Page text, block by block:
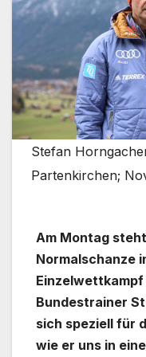
Stefan
Partenkirchen;
Am Montag
Normalschanze
Einzelwettkampf
Bundestrainer
sich speziell für
wie er uns in